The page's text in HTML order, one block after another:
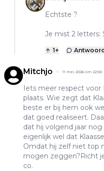
Echtste ?
Je mist 2 letters:
1+ Antwoord
Mitchjo 11 mei 2026 om 22:50
Iets meer respect voor
plaats. Wie zegt dat
beste er bij hem ook
dat goed realiseert.
dat hij volgend jaar
eigenlijk wel dat
Omdat hij zelf niet top
mogen zeggen?Richt
co.